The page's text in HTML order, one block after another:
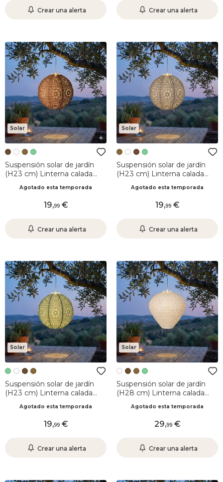
Crear una alerta Crear una alerta
Solar
Suspensión solar de jardín
(H23 cm) Linterna calada
Agotado esta temporada
19,99
Crear una alerta
Solar
Suspensión solar de jardín
(H23 cm) Linterna calada
Agotado esta temporada
19,99
Crear una alerta
Solar
Suspensión solar de jardín
(H23 cm) Linterna calada
Agotado esta temporada
19,99
Crear una alerta
Solar
Suspensión solar de jardín
(H28 cm) Linterna calada
Agotado esta temporada
29,99
Crear una alerta